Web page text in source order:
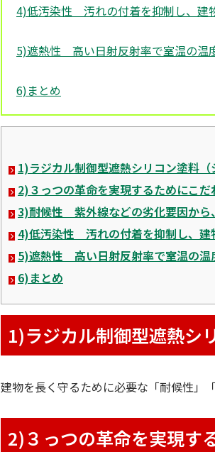
4)低汚染性 汚れの付着を抑制し、建
5)遮熱性 高い日射反射率で室温の温
6)まとめ
1)ラジカル制御型遮熱シリコン塗料（
2)３っつの革命を実現するためにこ
3)耐候性 紫外線などの劣化要因から
4)低汚染性 汚れの付着を抑制し、建
5)遮熱性 高い日射反射率で室温の温
6)まとめ
1)ラジカル制御型遮熱シ
建物を長く守るために必要な「耐候性」
2)３っつの革命を実現す